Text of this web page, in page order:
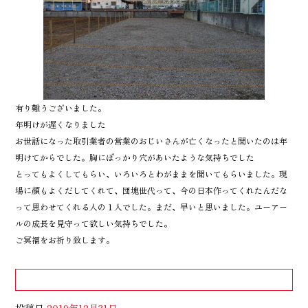
有り難うございました。
年明けが遅くなりました
お世話になった取引業者の営業のおじいさんが亡くなったと聞いたのは年
明けてからでした。胸にぽっかり穴があいたような気持ちでした
とってもよくしてもらい、いろいろとわがままを聞いてもらいました。現
場に顔もよくだしてくれて、団塊世代って、今の日本作ってくれたんだな
って思わせてくれる人の１人でした。まだ、早いと思いました。ユーアー
ルの成長を見守って欲しい気持ちでした。
ご冥福をお祈り致します。